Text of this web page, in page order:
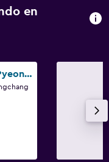
en
Hanwha Resort Pyeongchang